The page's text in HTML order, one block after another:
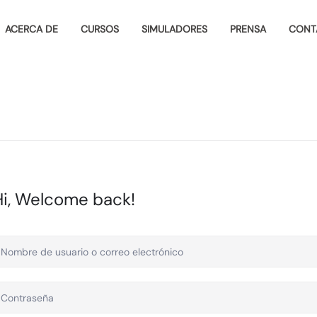
ACERCA DE CURSOS SIMULADORES PRENSA
Welcome back!